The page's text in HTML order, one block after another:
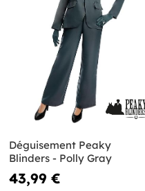
Déguisement Peaky
Blinders - Polly Gray
43,99 €